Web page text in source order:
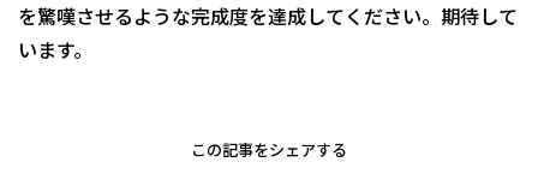
を驚嘆させるような完成度を達成してください。期待して
います。
この記事をシェアする